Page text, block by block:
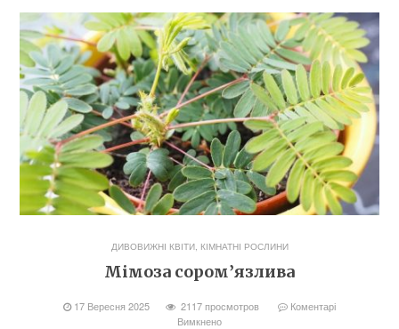
ДИВОВИЖНІ КВІТИ, КІМНАТНІ РОСЛИНИ
Мімоза сором’язлива
17 Вересня 2025 2117 просмотров
Коментарі
Вимкнено